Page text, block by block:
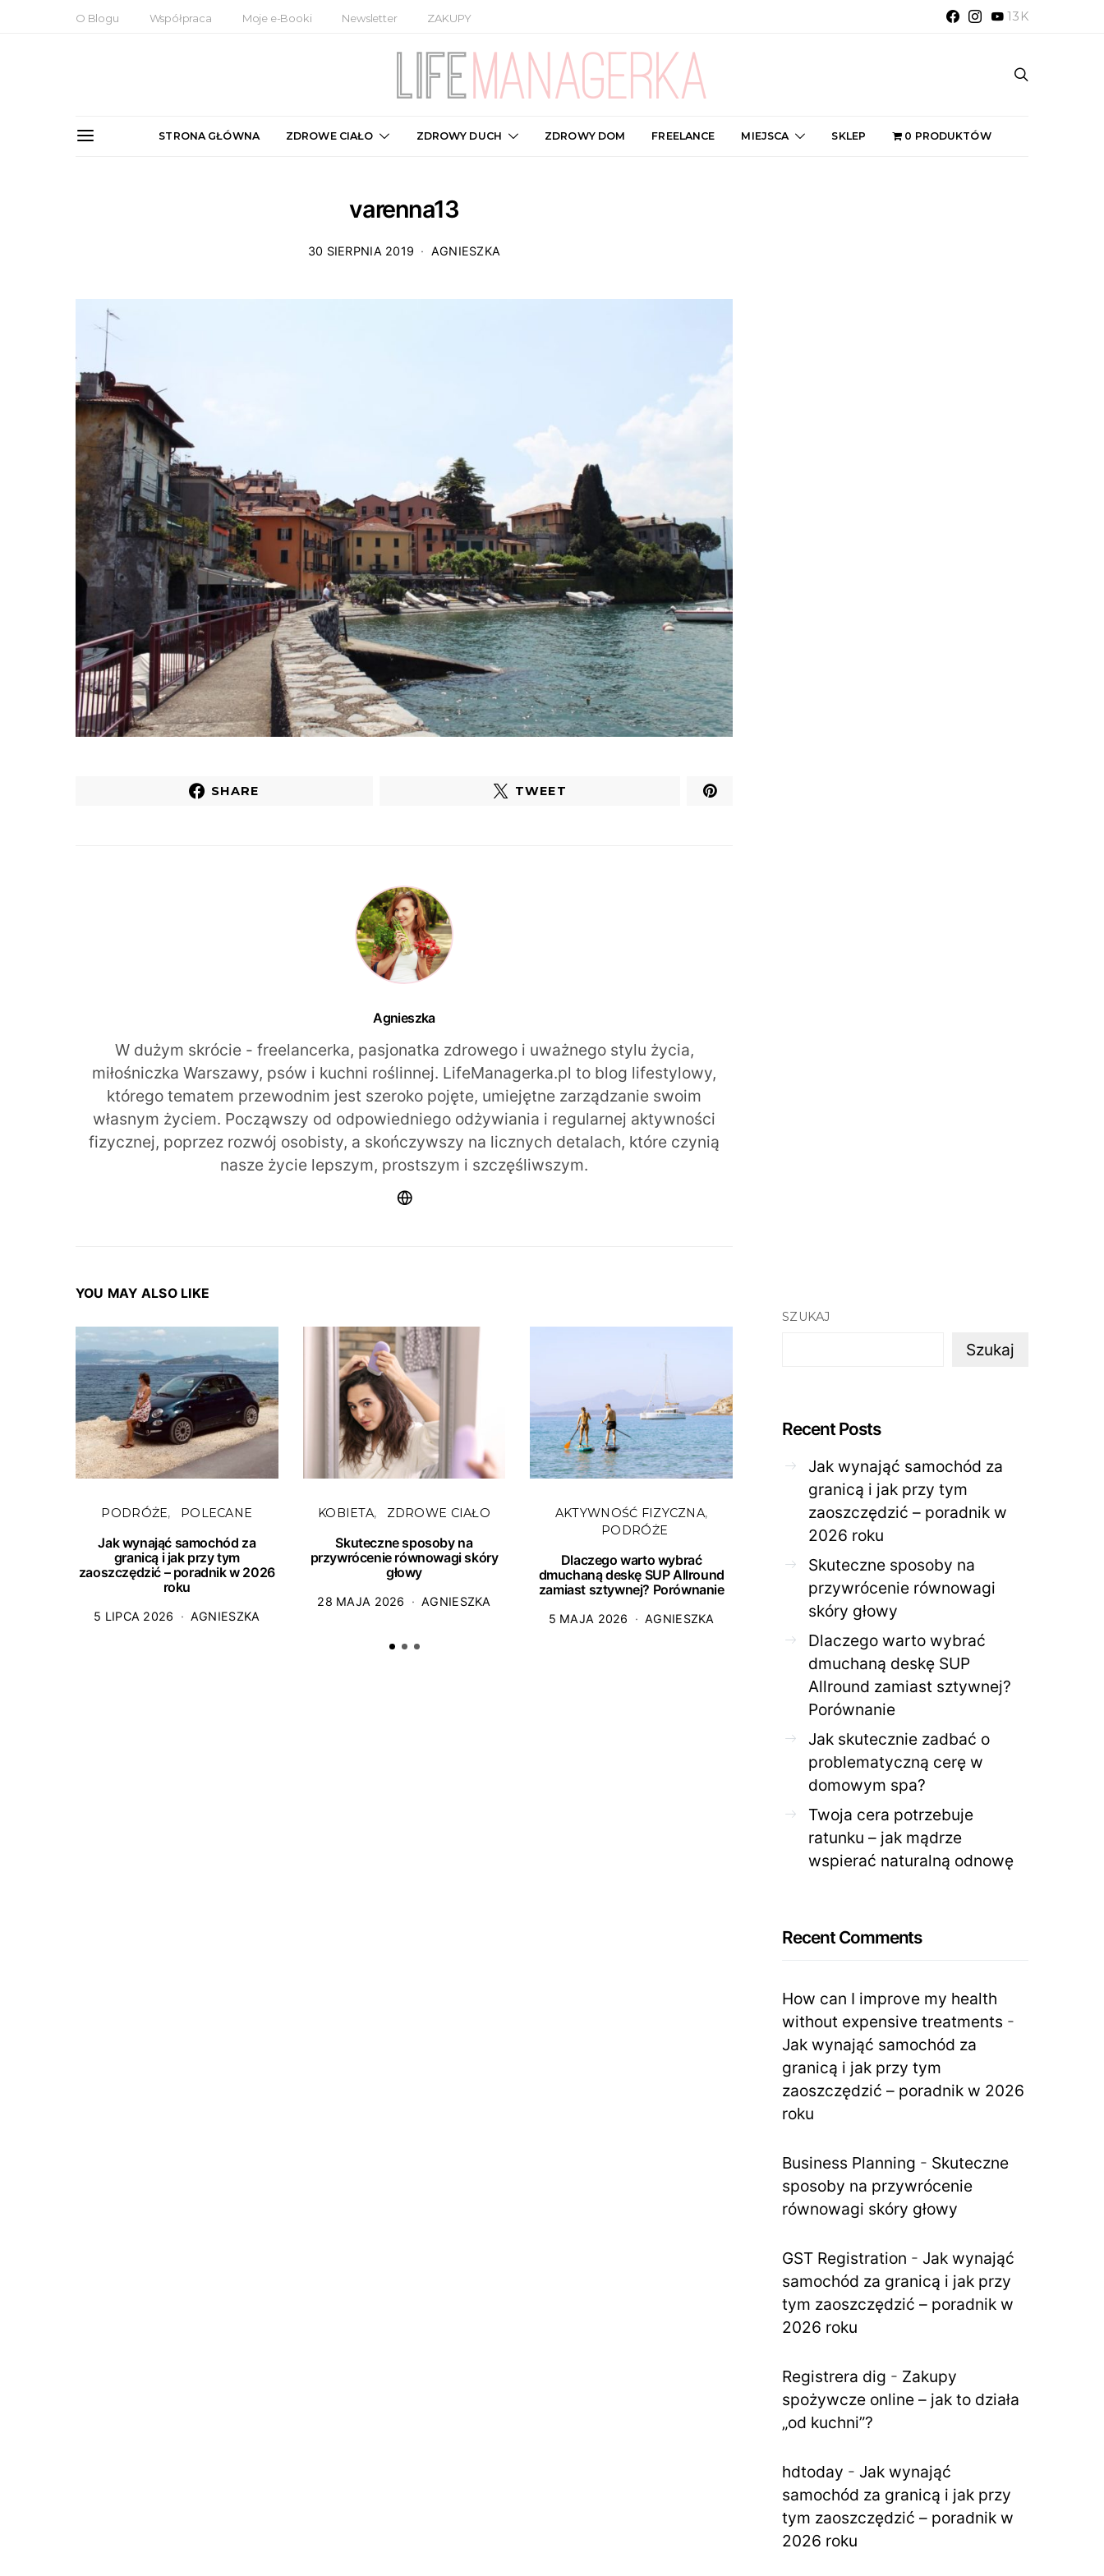
O Blogu Współpraca Moje e-Booki Newsletter ZAKUPY 13K
STRONA GŁÓWNA ZDROWE CIAŁO ZDROWY DUCH ZDROWY DOM FREELANCE MIEJSCA SKLEP 0 PRODUKTÓW
varenna13
30 SIERPNIA 2019 AGNIESZKA
SHARE TWEET
Agnieszka
W dużym skrócie - freelancerka, pasjonatka zdrowego i uważnego stylu życia,
miłośniczka Warszawy, psów i kuchni roślinnej. LifeManagerka.pl to blog lifestylowy,
którego tematem przewodnim jest szeroko pojęte, umiejętne zarządzanie swoim
własnym życiem. Począwszy od odpowiedniego odżywiania i regularnej aktywności
fizycznej, poprzez rozwój osobisty, a skończywszy na licznych detalach, które czynią
nasze życie lepszym, prostszym i szczęśliwszym.
YOU MAY ALSO LIKE
PODRÓŻE POLECANE
Jak wynająć samochód za
granicą i jak przy tym
zaoszczędzić – poradnik w 2026
roku
5 LIPCA 2026 AGNIESZKA
KOBIETA ZDROWE CIAŁO
Skuteczne sposoby na
przywrócenie równowagi skóry
głowy
28 MAJA 2026 AGNIESZKA
AKTYWNOŚĆ FIZYCZNA
PODRÓŻE
Dlaczego warto wybrać
dmuchaną deskę SUP Allround
zamiast sztywnej? Porównanie
5 MAJA 2026 AGNIESZKA
ZDROWE CIAŁO
Jak skutecznie zadbać o
problematyczną cerę w
domowym spa?
28 KWIETNIA 2026 27 KWIETNIA 2026
SZUKAJ
Szukaj
Recent Posts
Jak wynająć samochód za
granicą i jak przy tym
zaoszczędzić – poradnik w
2026 roku
Skuteczne sposoby na
przywrócenie równowagi
skóry głowy
Dlaczego warto wybrać
dmuchaną deskę SUP
Allround zamiast sztywnej?
Porównanie
Jak skutecznie zadbać o
problematyczną cerę w
domowym spa?
Twoja cera potrzebuje
ratunku – jak mądrze
wspierać naturalną odnowę
Recent Comments
How can I improve my health
without expensive treatments -
Jak wynająć samochód za
granicą i jak przy tym
zaoszczędzić – poradnik w 2026
roku
Business Planning - Skuteczne
sposoby na przywrócenie
równowagi skóry głowy
GST Registration - Jak wynająć
samochód za granicą i jak przy
tym zaoszczędzić – poradnik w
2026 roku
Registrera dig - Zakupy
spożywcze online – jak to działa
„od kuchni”?
hdtoday - Jak wynająć
samochód za granicą i jak przy
tym zaoszczędzić – poradnik w
2026 roku